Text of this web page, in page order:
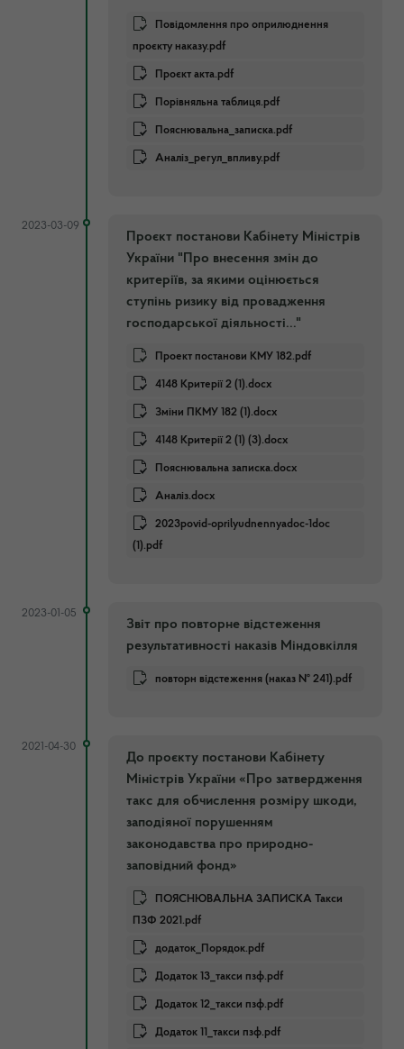
Повідомлення про оприлюднення
проєкту наказу.pdf
Проєкт акта.pdf
Порівняльна таблиця.pdf
Пояснювальна_записка.pdf
Аналіз_регул_впливу.pdf
2023-03-09
Проєкт постанови Кабінету Міністрів
України "Про внесення змін до
критеріїв, за якими оцінюється
ступінь ризику від провадження
господарської діяльності..."
Проект постанови КМУ 182.pdf
4148 Критерії 2 (1).docx
Зміни ПКМУ 182 (1).docx
4148 Критерії 2 (1) (3).docx
Пояснювальна записка.docx
Аналіз.docx
2023povid-oprilyudnennyadoc-1doc
(1).pdf
2023-01-05
Звіт про повторне відстеження
результативності наказів Міндовкілля
повторн відстеження (наказ № 241).pdf
2021-04-30
До проєкту постанови Кабінету
Міністрів України «Про затвердження
такс для обчислення розміру шкоди,
заподіяної порушенням
законодавства про природно-
заповідний фонд»
ПОЯСНЮВАЛЬНА ЗАПИСКА Такси
ПЗФ 2021.pdf
додаток_Порядок.pdf
Додаток 13_такси пзф.pdf
Додаток 12_такси пзф.pdf
Додаток 11_такси пзф.pdf